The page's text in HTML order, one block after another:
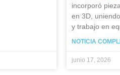
incorporó
en 3D,
y trabajo en
NOTICIA
junio 17, 2026